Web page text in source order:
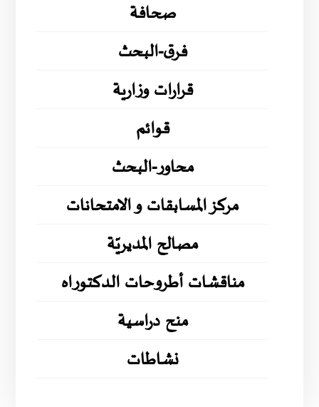
صحافة
فرق-البحث
قرارات وزارية
قوائم
محاور-البحث
مركز المسابقات و الامتحانات
مصالح المديريّة
مناقشات أطروحات الدكتوراه
منح دراسية
نشاطات